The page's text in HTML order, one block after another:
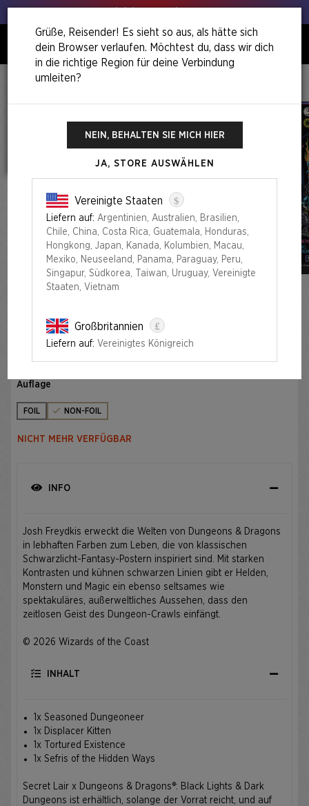
0
Home Roll For Initiative Superdrop
SECRET LAIR X DUNGEONS & DRAGONS®: BLACK
LIGHTS & DARK DUNGEONS
Auflage
FOIL NON-FOIL
NICHT MEHR VERFÜGBAR
INFO
Josh Freydkis erweckt die Welten von Dungeons & Dragons
in lebhaften Farben zum Leben, die von klassischen
Schwarzlicht-Fantasy-Postern inspiriert sind. Mit starken
Kontrasten und kühnen schwarzen Linien gibt er Helden,
Monstern und Magic ein ebenso seltsames wie
spektakuläres, außerweltliches Aussehen, dass den
zeitlosen Geist des Dungeon-Crawls einfängt.
© 2026 Wizards of the Coast
INHALT
1x Seasoned Dungeoneer
1x Displacer Kitten
1x Tortured Existence
1x Sefris of the Hidden Ways
Secret Lair x Dungeons & Dragons®: Black Lights & Dark
Dungeons ist erhältlich, solange der Vorrat reicht, und auf
Grüße, Reisender! Es sieht so aus, als hätte sich
dein Browser verlaufen. Möchtest du, dass wir dich
in die richtige Region für deine Verbindung
umleiten?
NEIN, BEHALTEN SIE MICH HIER
JA, STORE AUSWÄHLEN
Vereinigte Staaten $
Liefern auf: Argentinien, Australien, Brasilien,
Chile, China, Costa Rica, Guatemala, Honduras,
Hongkong, Japan, Kanada, Kolumbien, Macau,
Mexiko, Neuseeland, Panama, Paraguay, Peru,
Singapur, Südkorea, Taiwan, Uruguay, Vereinigte
Staaten, Vietnam
Großbritannien £
Liefern auf: Vereinigtes Königreich